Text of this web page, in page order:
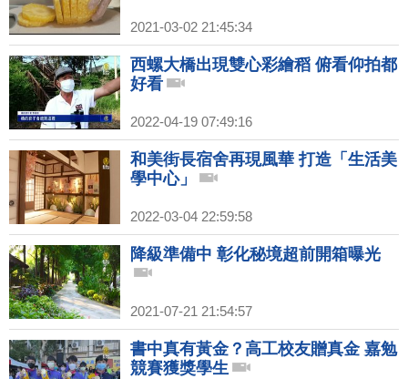
2021-03-02 21:45:34
西螺大橋出現雙心彩繪稻 俯看仰拍都
好看
2022-04-19 07:49:16
和美街長宿舍再現風華 打造「生活美
學中心」
2022-03-04 22:59:58
降級準備中 彰化秘境超前開箱曝光
2021-07-21 21:54:57
書中真有黃金？高工校友贈真金 嘉勉
競賽獲獎學生